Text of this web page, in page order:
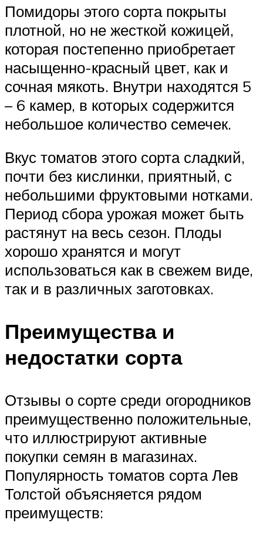
Помидоры этого сорта покрыты
плотной, но не жесткой кожицей,
которая постепенно приобретает
насыщенно-красный цвет, как и
сочная мякоть. Внутри находятся 5
– 6 камер, в которых содержится
небольшое количество семечек.
Вкус томатов этого сорта сладкий,
почти без кислинки, приятный, с
небольшими фруктовыми нотками.
Период сбора урожая может быть
растянут на весь сезон. Плоды
хорошо хранятся и могут
использоваться как в свежем виде,
так и в различных заготовках.
Преимущества и
недостатки сорта
Отзывы о сорте среди огородников
преимущественно положительные,
что иллюстрируют активные
покупки семян в магазинах.
Популярность томатов сорта Лев
Толстой объясняется рядом
преимуществ: